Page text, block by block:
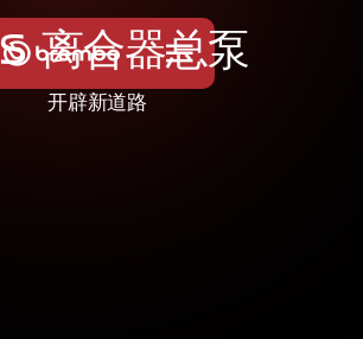
S 离合器总泵
开辟新道路